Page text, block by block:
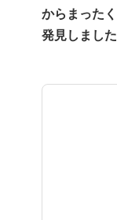
からまった
発見しました